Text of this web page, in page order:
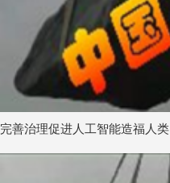
完善治理促进人工智能造福人类